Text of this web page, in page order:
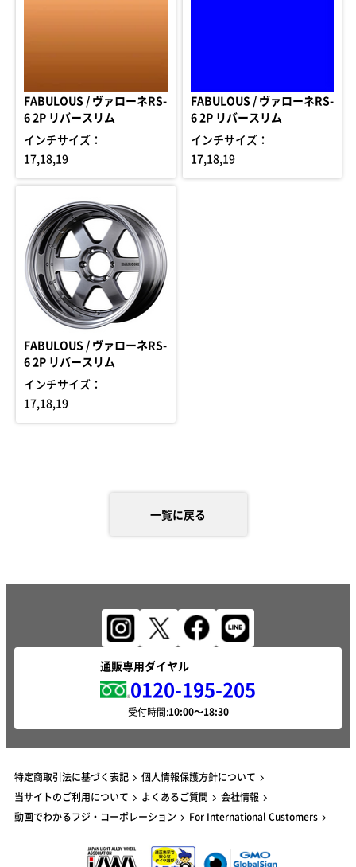
FABULOUS / ヴァローネRS-
6 2P リバースリム
インチサイズ：
17,18,19
FABULOUS / ヴァローネRS-
6 2P リバースリム
インチサイズ：
17,18,19
FABULOUS / ヴァローネRS-
6 2P リバースリム
インチサイズ：
17,18,19
一覧に戻る
通販専用ダイヤル
0120-195-205
受付時間:
特定商取引法に基づく表記
個人情報保護方針について
当サイトのご利用について
よくあるご質問
会社情報
動画でわかるフジ・コーポレーション
For International Customers